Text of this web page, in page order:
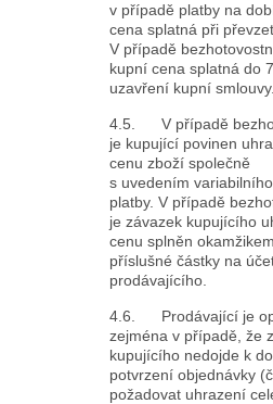
v případě platby na
cena splatná při
V případě
kupní cena splatná do
uzavření kupní smlouvy.
4.5. V případě
je kupující povinen
cenu zboží společně
s uvedením
platby. V případě
je závazek kupujícího
cenu splněn
příslušné částky na
prodávajícího.
4.6. Prodávající je
zejména v případě, že
kupujícího nedojde k
potvrzení objednávky
požadovat uhrazení